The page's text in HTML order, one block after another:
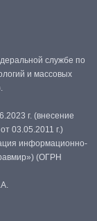
службе по
и массовых
г. (внесение
03.05.2011 г.)
информационно-
(ОГРН